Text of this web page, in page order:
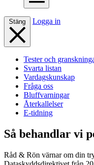
Stäng Logga in
Tester och
Svarta listan
Vardagskunskap
Fråga oss
Bluffvarningar
Återkallelser
E-tidning
Så behandlar vi
Råd & Rön värnar om din